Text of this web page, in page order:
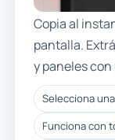
Copia al
pantalla.
y paneles
Selecciona
Funciona con